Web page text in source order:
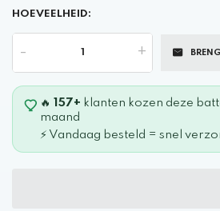
HOEVEELHEID:
- +
🔥 157+ klanten kozen deze
maand
⚡ Vandaag besteld = snel